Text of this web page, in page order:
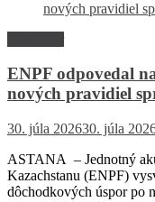
ENPF odpovedal
nových pravidiel
30. júla 202630. júla
ASTANA – Jednotný
Kazachstanu (ENPF)
dôchodkových úspor po